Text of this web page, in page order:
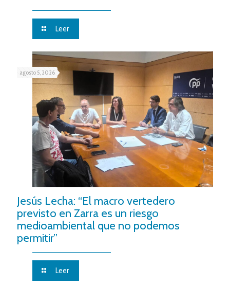
Leer
agosto 5, 2026
Jesús Lecha: “El macro vertedero
previsto en Zarra es un riesgo
medioambiental que no podemos
permitir”
Leer